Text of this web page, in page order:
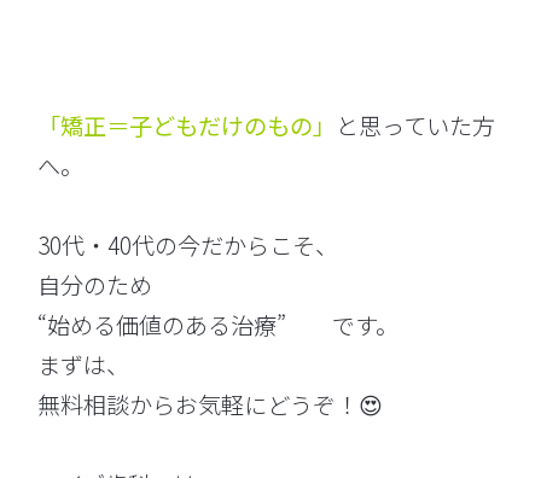
「矯正＝子どもだけのもの」 と思っていた方
へ。
30代・40代の今だからこそ、
自分のため
“始める価値のある治療” です。
まずは、
無料相談からお気軽にどうぞ！😍